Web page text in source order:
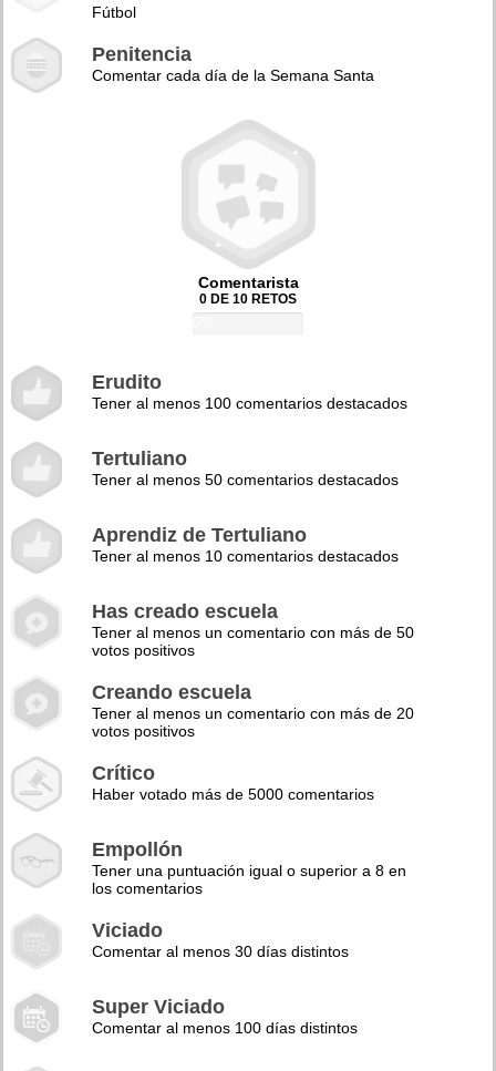
Fútbol
Penitencia
Comentar cada día de la Semana Santa
Comentarista
0 DE 10 RETOS
Erudito
Tener al menos 100 comentarios destacados
Tertuliano
Tener al menos 50 comentarios destacados
Aprendiz de Tertuliano
Tener al menos 10 comentarios destacados
Has creado escuela
Tener al menos un comentario con más de 50
votos positivos
Creando escuela
Tener al menos un comentario con más de 20
votos positivos
Crítico
Haber votado más de 5000 comentarios
Empollón
Tener una puntuación igual o superior a 8 en
los comentarios
Viciado
Comentar al menos 30 días distintos
Super Viciado
Comentar al menos 100 días distintos